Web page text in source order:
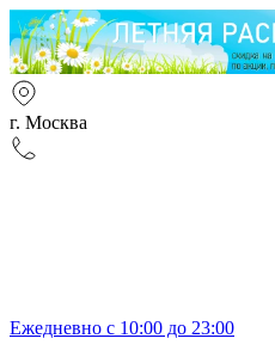
г. Москва
Ежедневно с 10:00 до 23:00